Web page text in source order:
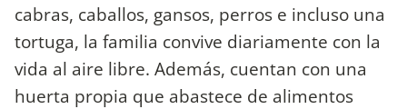
cabras, caballos, gansos, perros e incluso una
tortuga, la familia convive diariamente con la
vida al aire libre. Además, cuentan con una
huerta propia que abastece de alimentos